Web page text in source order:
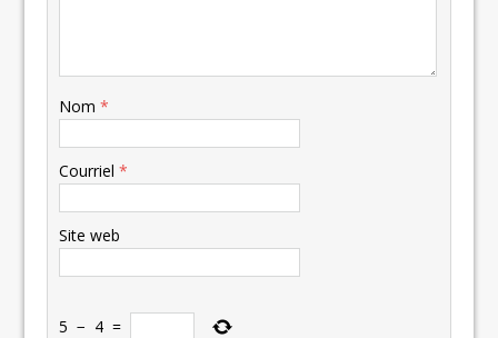
Nom*
Courriel*
Site web
5 − 4 =